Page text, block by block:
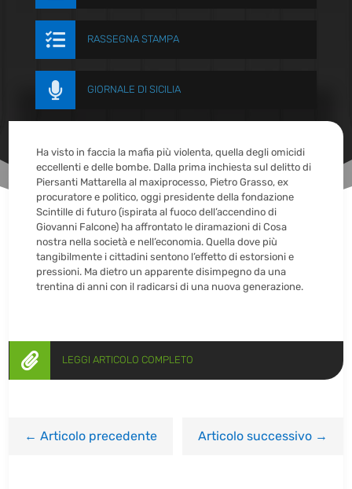
 RASSEGNA STAMPA
 GIORNALE DI SICILIA
Ha visto in faccia la mafia più violenta, quella degli omicidi
eccellenti e delle bombe. Dalla prima inchiesta sul delitto di
Piersanti Mattarella al maxiprocesso, Pietro Grasso, ex
procuratore e politico, oggi presidente della fondazione
Scintille di futuro (ispirata al fuoco dell’accendino di
Giovanni Falcone) ha affrontato le diramazioni di Cosa
nostra nella società e nell’economia. Quella dove più
tangibilmente i cittadini sentono l’effetto di estorsioni e
pressioni. Ma dietro un apparente disimpegno da una
trentina di anni con il radicarsi di una nuova generazione.
 LEGGI ARTICOLO COMPLETO
←Articolo precedente Articolo successivo→